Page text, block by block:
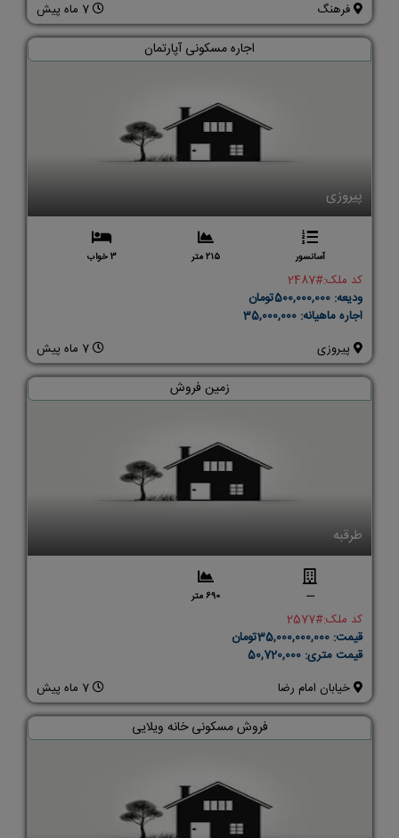
7 ماه پیش فرهنگ
پیروزی
اجاره مسکونی آپارتمان
آسانسور 215 متر 3 خواب
کد ملک:#2487
ودیعه:
اجاره ماهیانه:
7 ماه پیش
پیروزی
طرقبه
زمین فروش
--- 690 متر
کد ملک:#2577
قیمت:
قیمت متری:
7 ماه پیش
خیابان امام رضا
فروش مسکونی خانه ویلایی